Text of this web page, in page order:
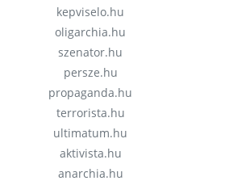
kepviselo.hu
oligarchia.hu
szenator.hu
persze.hu
propaganda.hu
terrorista.hu
ultimatum.hu
aktivista.hu
anarchia.hu